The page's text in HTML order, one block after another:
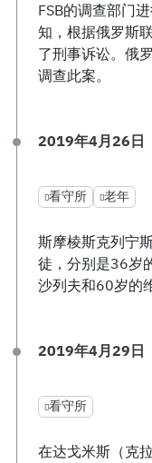
FSB的调查部门
知，根据俄罗斯
了刑事诉讼。俄
调查此案。
2019年4月26日
看守所 老年
斯摩棱斯克列宁
徒，分别是36岁
沙列夫和60岁的
2019年4月29日
看守所
在达戈米斯（克